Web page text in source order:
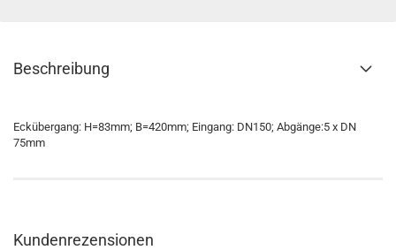
Beschreibung
Eckübergang: H=83mm; B=420mm; Eingang: DN150; Abgänge:5 x DN
75mm
Kundenrezensionen